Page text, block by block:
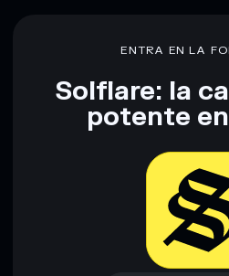
Descargo de responsabilidad: Esta
únicamente fines educativos y no
proporcionados por rugcheck.xyz.
ENTRA EN LA
Solflare: la
potente
Descargar